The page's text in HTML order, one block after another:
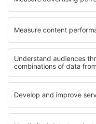
Die besten Unterkünfte -
Unterkunft in Záhorie
Unterkunft in Spis
Unterkunft in Arwa
Unterkunft in Großbritannien
Unterkunft im Olympic-